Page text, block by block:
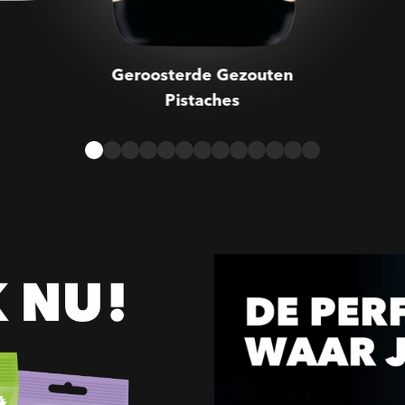
Geroosterde Gezouten
Pistaches